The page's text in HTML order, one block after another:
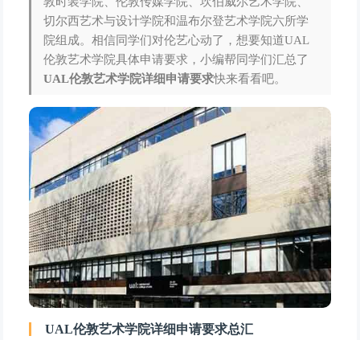
切尔西艺术与设计学院和温布尔登艺术学院六所学
院组成。相信同学们对伦艺心动了，想要知道UAL
伦敦艺术学院具体申请要求，小编帮同学们汇总了
UAL伦敦艺术学院详细申请要求快来看看吧。
UAL伦敦艺术学院详细申请要求总汇